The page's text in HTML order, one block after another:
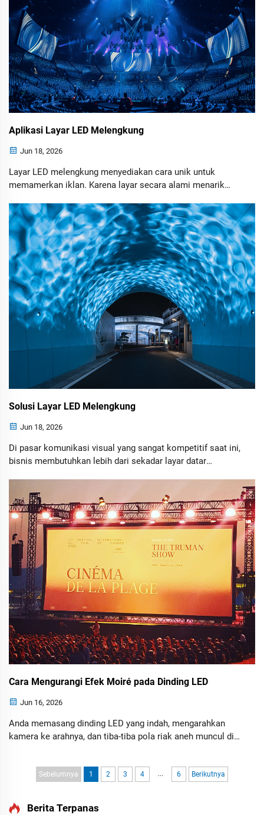
Aplikasi Layar LED Melengkung
Jun 18, 2026
Layar LED melengkung menyediakan cara unik untuk
memamerkan iklan. Karena layar secara alami menarik
mudah diingat dan meningkatkan keterlibatan audiens
Solusi Layar LED Melengkung
Jun 18, 2026
Di pasar komunikasi visual yang sangat kompetitif saat ini,
bisnis membutuhkan lebih dari sekadar layar datar
memungkinkan merek, penyelenggara acara, arsitek, dan
pengecer menciptakan pengalaman visual yang tak
terlupakan.
Cara Mengurangi Efek Moiré pada Dinding LED
Jun 16, 2026
Anda memasang dinding LED yang indah, mengarahkan
kamera ke arahnya, dan tiba-tiba pola riak aneh muncul di
produksi virtual, serta presentasi perusahaan.
Sebelumnya 1 2 3 4 ... 6 Berikutnya
Berita Terpanas